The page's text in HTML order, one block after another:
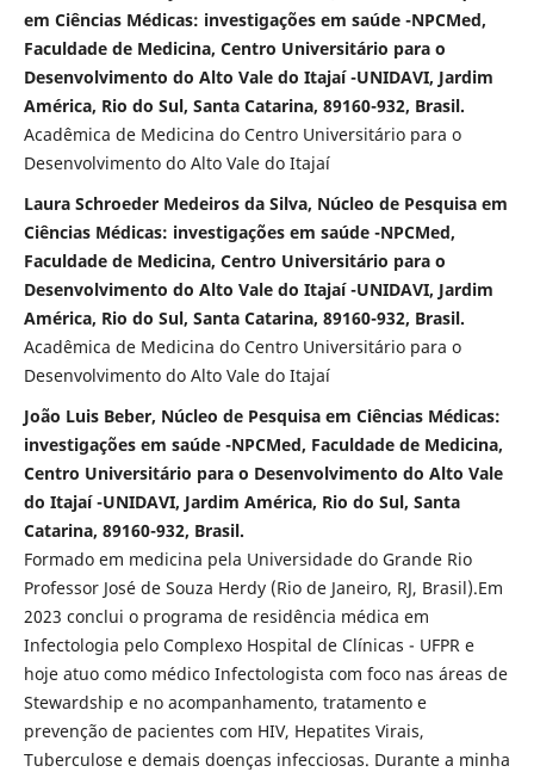
em Ciências Médicas: investigações em saúde -NPCMed,
Faculdade de Medicina, Centro Universitário para o
Desenvolvimento do Alto Vale do Itajaí -UNIDAVI, Jardim
América, Rio do Sul, Santa Catarina, 89160-932, Brasil.
Acadêmica de Medicina do Centro Universitário para o
Desenvolvimento do Alto Vale do Itajaí
Laura Schroeder Medeiros da Silva, Núcleo de Pesquisa em
Ciências Médicas: investigações em saúde -NPCMed,
Faculdade de Medicina, Centro Universitário para o
Desenvolvimento do Alto Vale do Itajaí -UNIDAVI, Jardim
América, Rio do Sul, Santa Catarina, 89160-932, Brasil.
Acadêmica de Medicina do Centro Universitário para o
Desenvolvimento do Alto Vale do Itajaí
João Luis Beber, Núcleo de Pesquisa em Ciências Médicas:
investigações em saúde -NPCMed, Faculdade de Medicina,
Centro Universitário para o Desenvolvimento do Alto Vale
do Itajaí -UNIDAVI, Jardim América, Rio do Sul, Santa
Catarina, 89160-932, Brasil.
Formado em medicina pela Universidade do Grande Rio
Professor José de Souza Herdy (Rio de Janeiro, RJ, Brasil).Em
2023 conclui o programa de residência médica em
Infectologia pelo Complexo Hospital de Clínicas - UFPR e
hoje atuo como médico Infectologista com foco nas áreas de
Stewardship e no acompanhamento, tratamento e
prevenção de pacientes com HIV, Hepatites Virais,
Tuberculose e demais doenças infecciosas. Durante a minha